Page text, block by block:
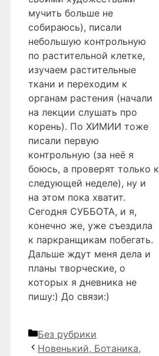
мучить больше не
собираюсь), писали
небольшую контрольную
по растительной клетке,
изучаем растительные
ткани и переходим к
органам растения (начали
на лекции слушать про
корень). По ХИМИИ тоже
писали первую
контрольную (за неё я
боюсь, а проверят только к
следующей неделе), ну и
на этом пока хватит.
Сегодня СУББОТА, и я,
конечно же, уже съездила
к паркранщикам побегать.
Дальше ждут меня дела и
планы творческие, о
которых я дневника не
пишу:) До связи:)
Рубрики
Без рубрики
Новенький, Ботаника,